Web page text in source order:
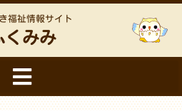
福祉情報サイト
くみみ